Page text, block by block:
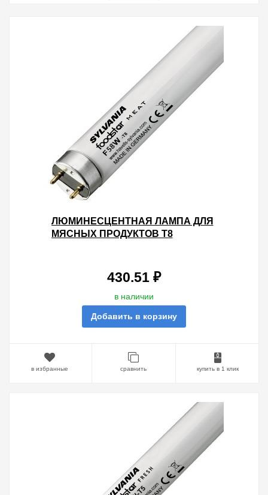
ЛЮМИНЕСЦЕНТНАЯ ЛАМПА ДЛЯ
МЯСНЫХ ПРОДУКТОВ T8
430.51 ₽
в наличии
Добавить в корзину
в избранные сравнить купить в 1 клик